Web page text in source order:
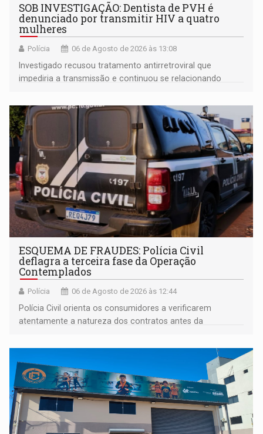
SOB INVESTIGAÇÃO: Dentista de PVH é
denunciado por transmitir HIV a quatro
mulheres
Polícia 06 de Agosto de 2026 às 13:08
Investigado recusou tratamento antirretroviral que
impediria a transmissão e continuou se relacionando
ESQUEMA DE FRAUDES: Polícia Civil
deflagra a terceira fase da Operação
Contemplados
Polícia 06 de Agosto de 2026 às 12:44
Polícia Civil orienta os consumidores a verificarem
atentamente a natureza dos contratos antes da